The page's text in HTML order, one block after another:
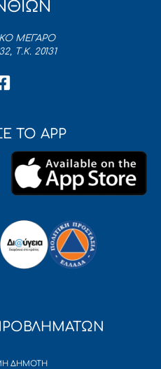
ΜΕΓΑΡΟ
Τ.Κ. 20131
ΤΟ APP
ΔΗΜΟΤΗ